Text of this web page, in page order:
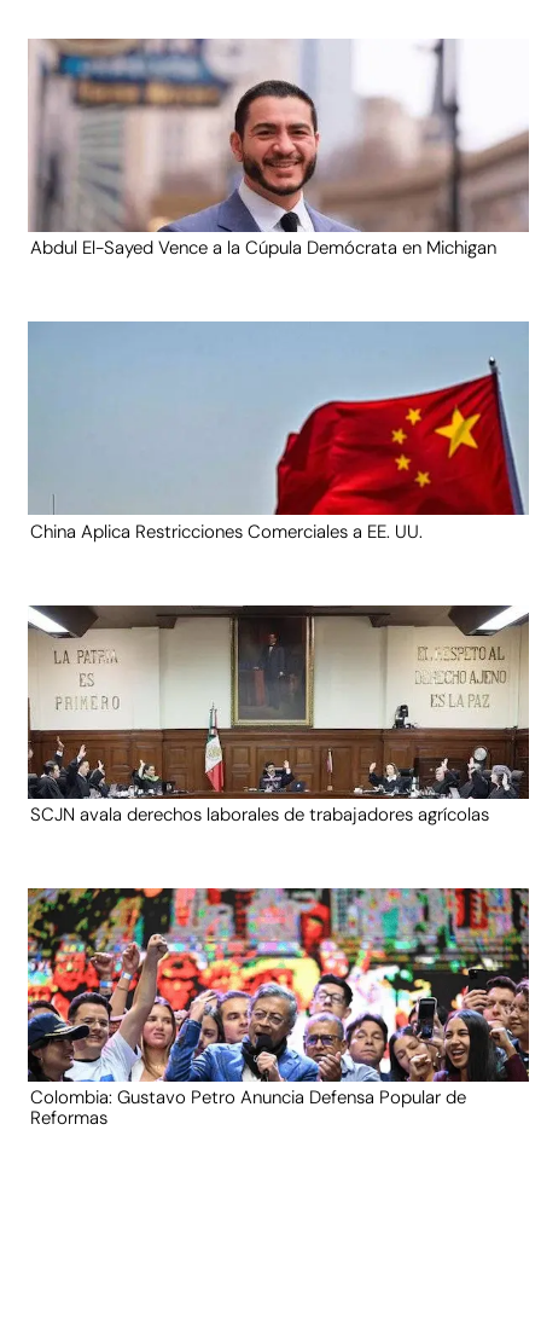
Abdul El-Sayed Vence a la Cúpula Demócrata en Michigan
China Aplica Restricciones Comerciales a EE. UU.
SCJN avala derechos laborales de trabajadores agrícolas
Colombia: Gustavo Petro Anuncia Defensa Popular de
Reformas